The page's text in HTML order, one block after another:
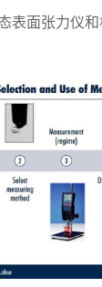
表面张力仪